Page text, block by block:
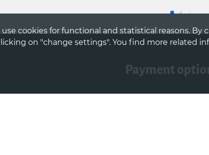
payment
cookies for functional and statistical reasons.
on "change settings". You find more related